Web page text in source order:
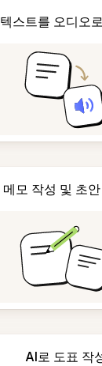
텍스트를 오디오
메모 작성 및 초
AI로 도표 작